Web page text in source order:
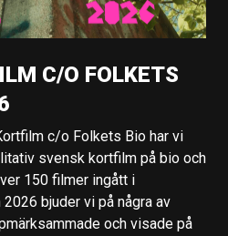
C/O FOLKETS
c/o Folkets Bio har vi
svensk kortfilm på bio och
150 filmer ingått i
bjuder vi på några av
och visade på